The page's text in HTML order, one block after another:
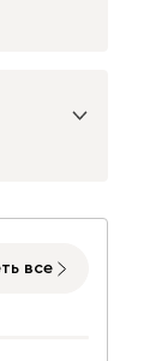
все